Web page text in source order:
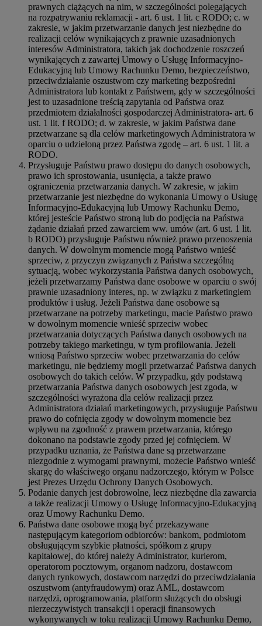
prawnych ciążących na nim, w szczególności polegających
na rozpatrywaniu reklamacji - art. 6 ust. 1 lit. c RODO; c. w
zakresie, w jakim przetwarzanie danych jest niezbędne do
realizacji celów wynikających z prawnie uzasadnionych
interesów Administratora, takich jak dochodzenie roszczeń
wynikających z zawartej Umowy o Usługę Informacyjno-
Edukacyjną lub Umowy Rachunku Demo, bezpieczeństwo,
przeciwdziałanie oszustwom czy marketing bezpośredni
Administratora lub kontakt z Państwem, gdy w szczególności
jest to uzasadnione treścią zapytania od Państwa oraz
przedmiotem działalności gospodarczej Administratora- art. 6
ust. 1 lit. f RODO; d. w zakresie, w jakim Państwa dane
przetwarzane są dla celów marketingowych Administratora w
oparciu o udzieloną przez Państwa zgodę – art. 6 ust. 1 lit. a
RODO.
Przysługuje Państwu prawo dostępu do danych osobowych,
prawo ich sprostowania, usunięcia, a także prawo
ograniczenia przetwarzania danych. W zakresie, w jakim
przetwarzanie jest niezbędne do wykonania Umowy o Usługę
Informacyjno-Edukacyjną lub Umowy Rachunku Demo,
której jesteście Państwo stroną lub do podjęcia na Państwa
żądanie działań przed zawarciem ww. umów (art. 6 ust. 1 lit.
b RODO) przysługuje Państwu również prawo przenoszenia
danych. W dowolnym momencie mogą Państwo wnieść
sprzeciw, z przyczyn związanych z Państwa szczególną
sytuacją, wobec wykorzystania Państwa danych osobowych,
jeżeli przetwarzamy Państwa dane osobowe w oparciu o swój
prawnie uzasadniony interes, np. w związku z marketingiem
produktów i usług. Jeżeli Państwa dane osobowe są
przetwarzane na potrzeby marketingu, macie Państwo prawo
w dowolnym momencie wnieść sprzeciw wobec
przetwarzania dotyczących Państwa danych osobowych na
potrzeby takiego marketingu, w tym profilowania. Jeżeli
wniosą Państwo sprzeciw wobec przetwarzania do celów
marketingu, nie będziemy mogli przetwarzać Państwa danych
osobowych do takich celów. W przypadku, gdy podstawą
przetwarzania Państwa danych osobowych jest zgoda, w
szczególności wyrażona dla celów realizacji przez
Administratora działań marketingowych, przysługuje Państwu
prawo do cofnięcia zgody w dowolnym momencie bez
wpływu na zgodność z prawem przetwarzania, którego
dokonano na podstawie zgody przed jej cofnięciem. W
przypadku uznania, że Państwa dane są przetwarzane
niezgodnie z wymogami prawnymi, możecie Państwo wnieść
skargę do właściwego organu nadzorczego, którym w Polsce
jest Prezes Urzędu Ochrony Danych Osobowych.
Podanie danych jest dobrowolne, lecz niezbędne dla zawarcia
a także realizacji Umowy o Usługę Informacyjno-Edukacyjną
oraz Umowy Rachunku Demo.
Państwa dane osobowe mogą być przekazywane
następującym kategoriom odbiorców: bankom, podmiotom
obsługującym szybkie płatności, spółkom z grupy
kapitałowej, do której należy Administrator, kurierom,
operatorom pocztowym, organom nadzoru, dostawcom
danych rynkowych, dostawcom narzędzi do przeciwdziałania
oszustwom (antyfraudowym) oraz AML, dostawcom
narzędzi, oprogramowania, platform służących do obsługi
nierzeczywistych transakcji i operacji finansowych
wykonywanych w toku realizacji Umowy Rachunku Demo,